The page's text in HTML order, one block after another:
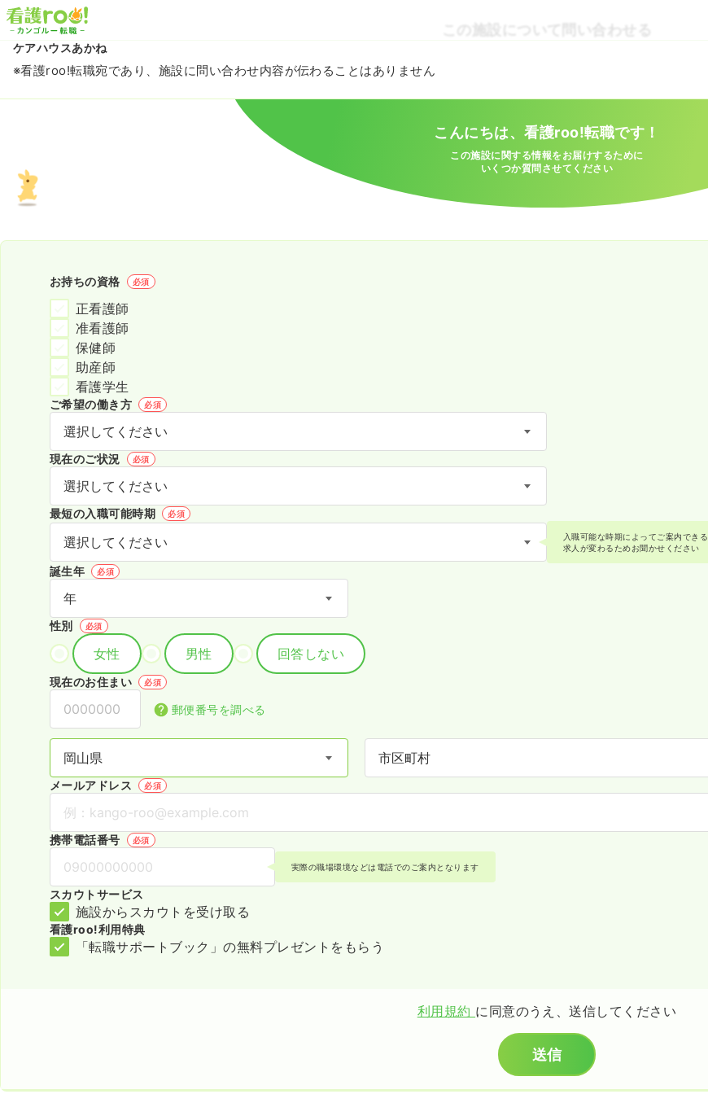
この施設について問い合わせる
ケアハウスあかね
※看護roo!転職宛であり、施設に問い合わせ内容が伝わることはありません
こんにちは、看護roo!転職です！
この施設に関する情報をお届けするために
いくつか質問させてください
お持ちの資格 必須
正看護師
准看護師
保健師
助産師
看護学生
ご希望の働き方 必須
現在のご状況 必須
最短の入職可能時期 必須
入職可能な時期によってご案内できる
求人が変わるためお聞かせください
誕生年 必須
性別 必須
女性 男性 回答しない
現在のお住まい 必須
郵便番号を調べる
メールアドレス 必須
携帯電話番号 必須
実際の職場環境などは電話でのご案内となります
スカウトサービス
施設からスカウトを受け取る
看護roo!利用特典
「転職サポートブック」の無料プレゼントをもらう
利用規約 に同意のうえ、送信してください
送信